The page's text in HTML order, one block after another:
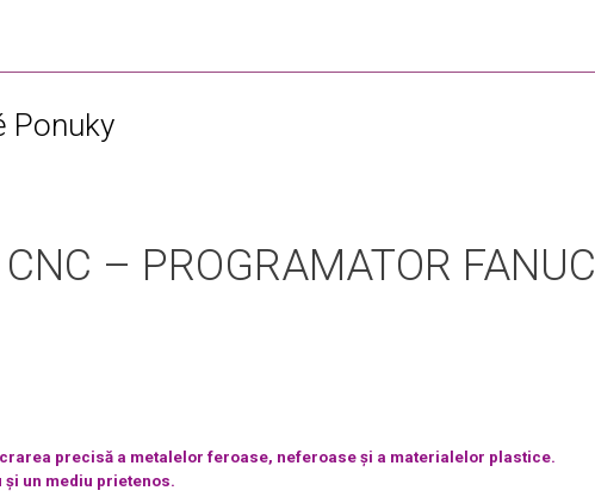
Ponuky
– PROGRAMATOR FANUC
precisă a metalelor feroase, neferoase și a materialelor plastice.
un mediu prietenos.